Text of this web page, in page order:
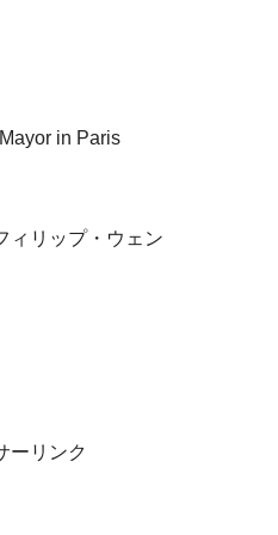
in Paris
ィリップ・ウェン
ーリンク